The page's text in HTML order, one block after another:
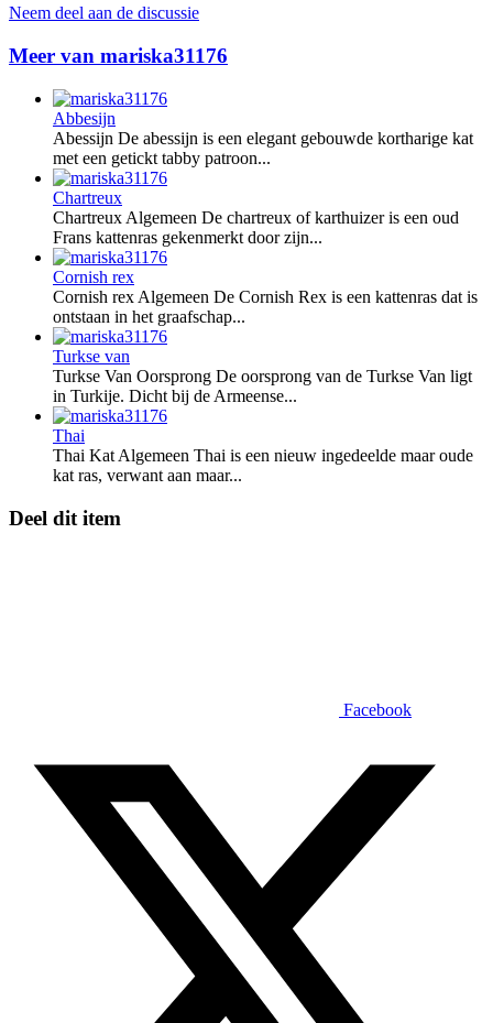
Neem deel aan de discussie
Meer van mariska31176
Abbesijn
Abessijn De abessijn is een elegant gebouwde kortharige kat
met een getickt tabby patroon...
Chartreux
Chartreux Algemeen De chartreux of karthuizer is een oud
Frans kattenras gekenmerkt door zijn...
Cornish rex
Cornish rex Algemeen De Cornish Rex is een kattenras dat is
ontstaan in het graafschap...
Turkse van
Turkse Van Oorsprong De oorsprong van de Turkse Van ligt
in Turkije. Dicht bij de Armeense...
Thai
Thai Kat Algemeen Thai is een nieuw ingedeelde maar oude
kat ras, verwant aan maar...
Deel dit item
Facebook